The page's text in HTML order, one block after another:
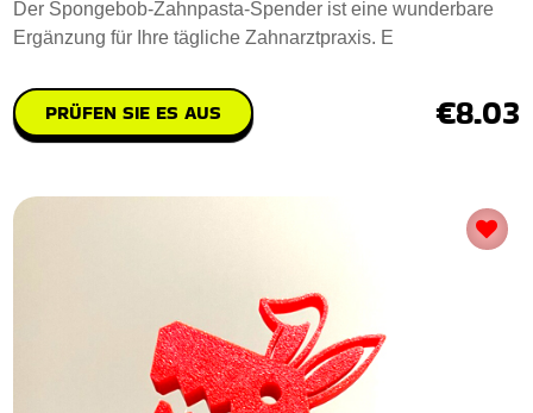
Der Spongebob-Zahnpasta-Spender ist eine wunderbare
Ergänzung für Ihre tägliche Zahnarztpraxis. E
PRÜFEN SIE ES AUS €8.03